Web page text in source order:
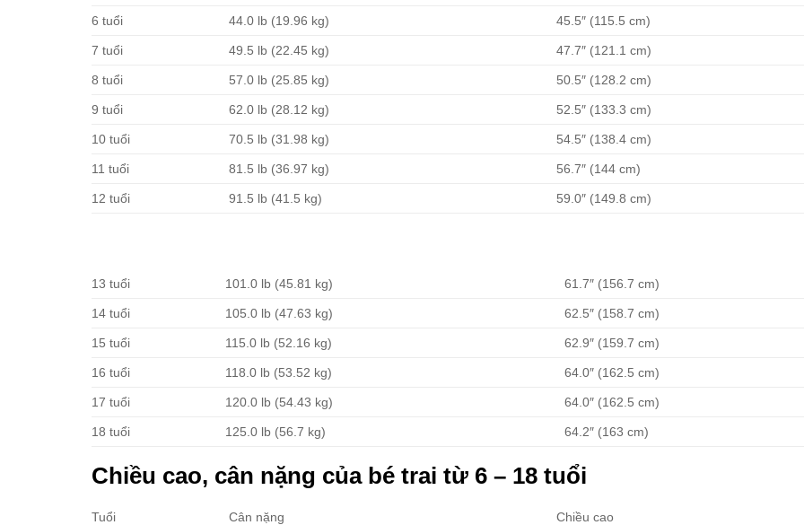
6 tuổi 44.0 lb (19.96 kg) 45.5″ (115.5 cm)
7 tuổi 49.5 lb (22.45 kg) 47.7″ (121.1 cm)
8 tuổi 57.0 lb (25.85 kg) 50.5″ (128.2 cm)
9 tuổi 62.0 lb (28.12 kg) 52.5″ (133.3 cm)
10 tuổi 70.5 lb (31.98 kg) 54.5″ (138.4 cm)
11 tuổi 81.5 lb (36.97 kg) 56.7″ (144 cm)
12 tuổi 91.5 lb (41.5 kg) 59.0″ (149.8 cm)
13 tuổi 101.0 lb (45.81 kg) 61.7″ (156.7 cm)
14 tuổi 105.0 lb (47.63 kg) 62.5″ (158.7 cm)
15 tuổi 115.0 lb (52.16 kg) 62.9″ (159.7 cm)
16 tuổi 118.0 lb (53.52 kg) 64.0″ (162.5 cm)
17 tuổi 120.0 lb (54.43 kg) 64.0″ (162.5 cm)
18 tuổi 125.0 lb (56.7 kg) 64.2″ (163 cm)
Chiều cao, cân nặng của bé trai từ 6 – 18 tuổi
Tuổi Cân nặng Chiều cao